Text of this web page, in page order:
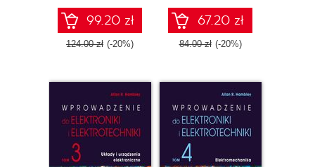
99.20 zł
124.00 zł (-20%)
67.20 zł
84.00 zł (-20%)